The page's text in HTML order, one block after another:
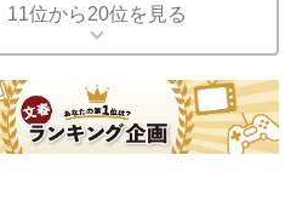
11位から20位を見る